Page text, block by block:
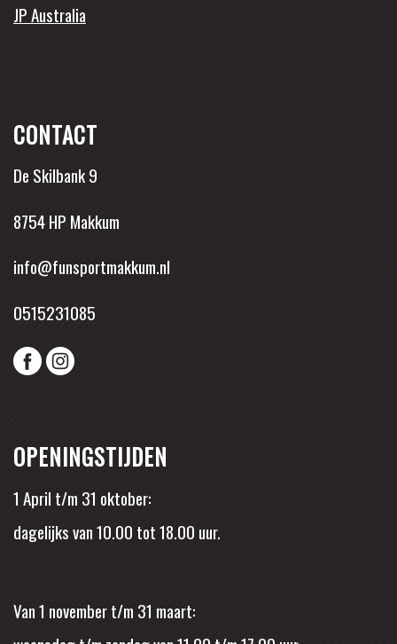
JP Australia
CONTACT
De Skilbank 9
8754 HP Makkum
info@funsportmakkum.nl
0515231085
OPENINGSTIJDEN
1 April t/m 31 oktober:
dagelijks van 10.00 tot 18.00 uur.
Van 1 november t/m 31 maart: